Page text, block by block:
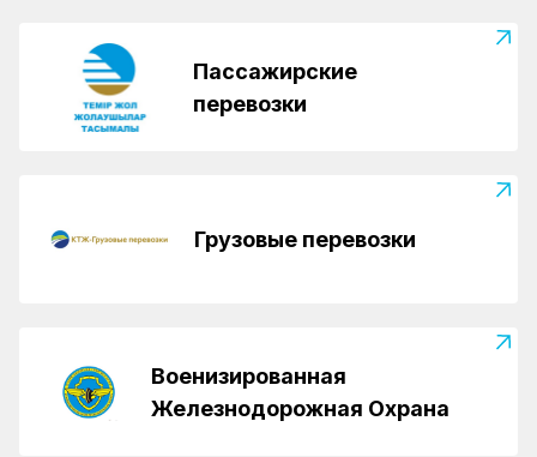
Пассажирские
перевозки
Грузовые перевозки
Военизированная
Железнодорожная Охрана